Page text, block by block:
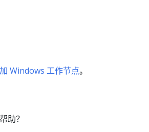
Windows 工作节点。
助？